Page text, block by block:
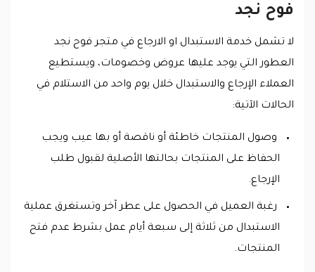
فوح نجد
لا تشمل خدمة الاستبدال او الارجاع في متجر فوح نجد
العطور التي يوجد عليها عروض وخصومات، ويستطيع
العملاء الإرجاع والاستبدال خلال يوم واحد من الاستلام في
الحالات الآتية:
وصول المنتجات خاطئة أو ناقصة أو بها عيب ويجب
الحفاظ على المنتجات بحالتها الأصلية لقبول طلب
الإرجاع.
رغبة العميل في الحصول على عطر آخر وتستغرق عملية
الاستبدال من ثلاثة إلى سبعة أيام عمل بشرط عدم فتح
المنتجات.